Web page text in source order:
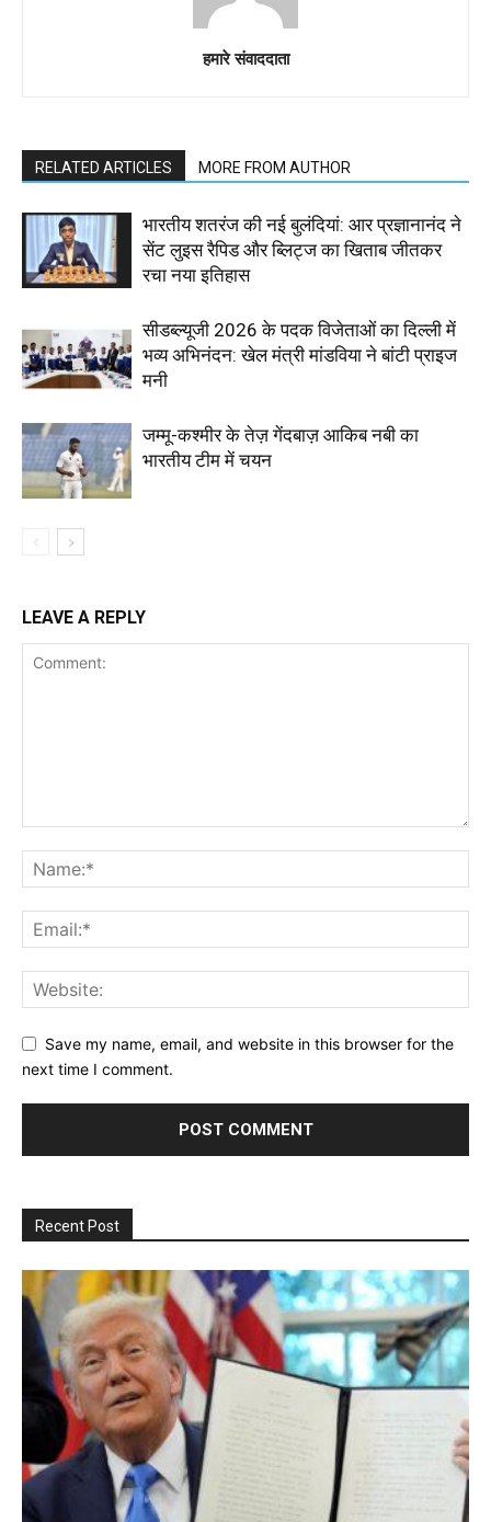
हमारे संवाददाता
RELATED ARTICLES MORE FROM AUTHOR
भारतीय शतरंज की नई बुलंदियां: आर प्रज्ञानानंद ने
सेंट लुइस रैपिड और ब्लिट्ज का खिताब जीतकर
रचा नया इतिहास
सीडब्ल्यूजी 2026 के पदक विजेताओं का दिल्ली में
भव्य अभिनंदन: खेल मंत्री मांडविया ने बांटी प्राइज
मनी
जम्मू-कश्मीर के तेज़ गेंदबाज़ आकिब नबी का
भारतीय टीम में चयन
LEAVE A REPLY
Save my name, email, and website in this browser for the
next time I comment.
Recent Post